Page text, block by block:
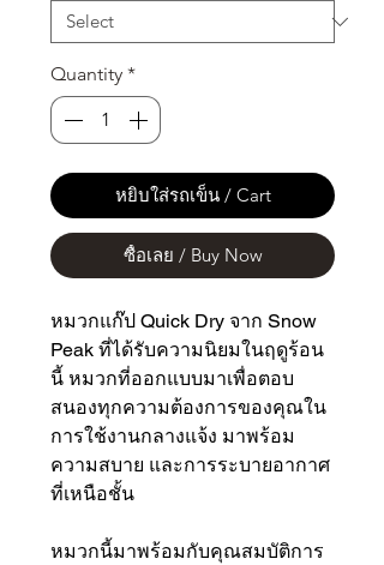
Quantity *
หยิบใส่รถเข็น / Cart
ซื้อเลย / Buy Now
หมวกแก๊ป Quick Dry จาก Snow
Peak ที่ได้รับความนิยมในฤดูร้อน
นี้ หมวกที่ออกแบบมาเพื่อตอบ
สนองทุกความต้องการของคุณใน
การใช้งานกลางแจ้ง มาพร้อม
ความสบาย และการระบายอากาศ
ที่เหนือชั้น
หมวกนี้มาพร้อมกับคุณสมบัติการ